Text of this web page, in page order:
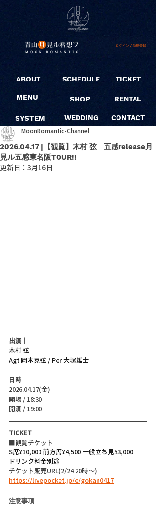
ログイン / 新規登録
ABOUT
MENU
SYSTEM
SCHEDULE
SHOP
WEDDING
TICKET
RENTAL
CONTACT
2026.04.17 |【観覧】木村 弦 五感release月
見ル五感東名阪TOUR!!
MoonRomantic-Channel
更新日： 3月16日
出演｜
木村 弦
Agt 岡本晃弦 / Per 大塚雄士
日時
2026.04.17(金)
開場 / 18:30
開演 / 19:00
TICKET
■観覧チケット
S席¥10,000 前方席¥4,500 一般立ち見¥3,000
ドリンク料金別途
チケット販売URL(2/24 20時〜)
https://livepocket.jp/e/gokan0417
注意事項